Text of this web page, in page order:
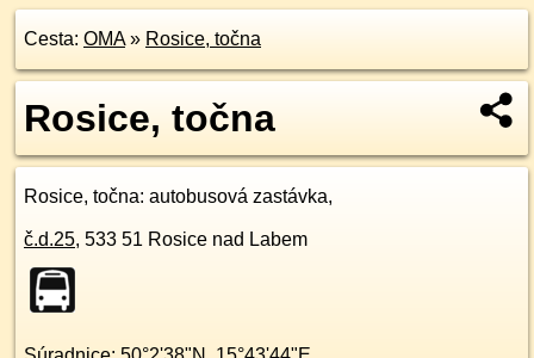
Cesta: OMA» Rosice, točna
Rosice, točna
Rosice, točna: autobusová zastávka,
č.d.25, 533 51 Rosice nad Labem